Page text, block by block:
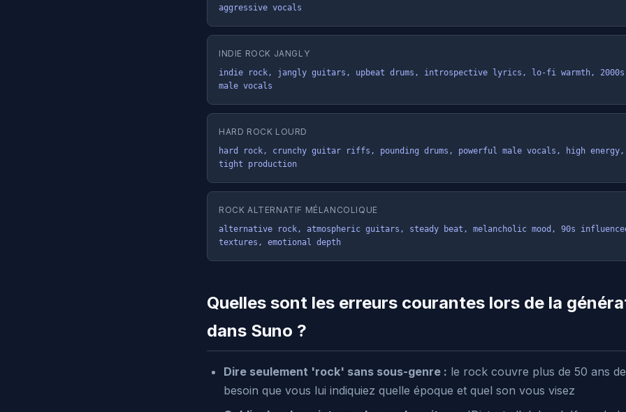
aggressive vocals
INDIE ROCK JANGLY
indie rock, jangly guitars, upbeat drums, introspective lyrics, lo-fi warmth,
male vocals
HARD ROCK LOURD
hard rock, crunchy guitar riffs, pounding drums, powerful male vocals, high energy,
tight production
ROCK ALTERNATIF MÉLANCOLIQUE
alternative rock, atmospheric guitars, steady beat, melancholic mood, 90s
textures, emotional depth
Quelles sont les erreurs courantes lors de la
dans Suno ?
Dire seulement 'rock' sans sous-genre : le rock couvre plus de 50 ans
besoin que vous lui indiquiez quelle époque et quel son vous visez